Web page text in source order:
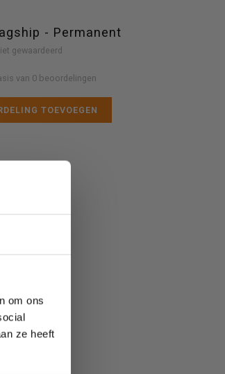
om ons
ze heeft
- Permanent
gewaardeerd
van 0 beoordelingen
TOEVOEGEN